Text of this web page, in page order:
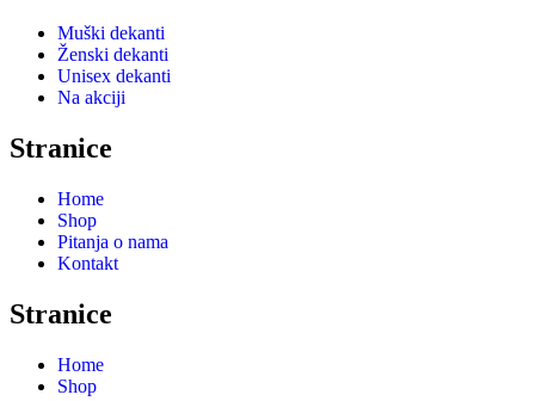
Muški dekanti
Ženski dekanti
Unisex dekanti
Na akciji
Stranice
Home
Shop
Pitanja o nama
Kontakt
Stranice
Home
Shop